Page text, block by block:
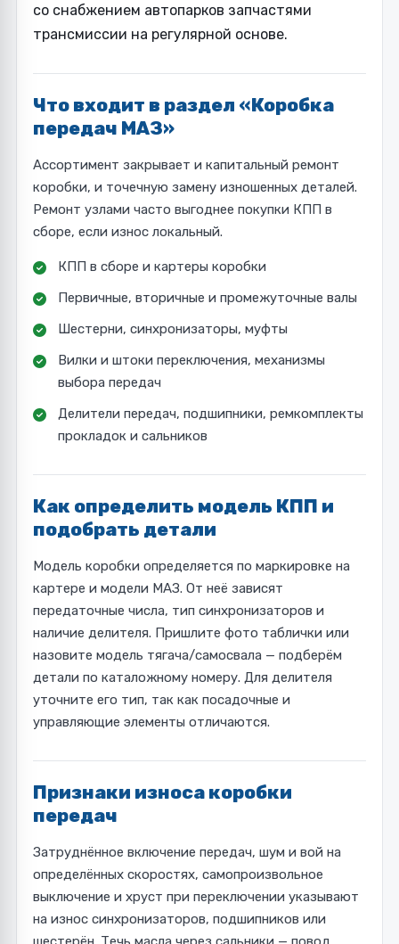
со снабжением автопарков запчастями
трансмиссии на регулярной основе.
Что входит в раздел «Коробка
передач МАЗ»
Ассортимент закрывает и капитальный ремонт
коробки, и точечную замену изношенных деталей.
Ремонт узлами часто выгоднее покупки КПП в
сборе, если износ локальный.
КПП в сборе и картеры коробки
Первичные, вторичные и промежуточные валы
Шестерни, синхронизаторы, муфты
Вилки и штоки переключения, механизмы
выбора передач
Делители передач, подшипники, ремкомплекты
прокладок и сальников
Как определить модель КПП и
подобрать детали
Модель коробки определяется по маркировке на
картере и модели МАЗ. От неё зависят
передаточные числа, тип синхронизаторов и
наличие делителя. Пришлите фото таблички или
назовите модель тягача/самосвала — подберём
детали по каталожному номеру. Для делителя
уточните его тип, так как посадочные и
управляющие элементы отличаются.
Признаки износа коробки
передач
Затруднённое включение передач, шум и вой на
определённых скоростях, самопроизвольное
выключение и хруст при переключении указывают
на износ синхронизаторов, подшипников или